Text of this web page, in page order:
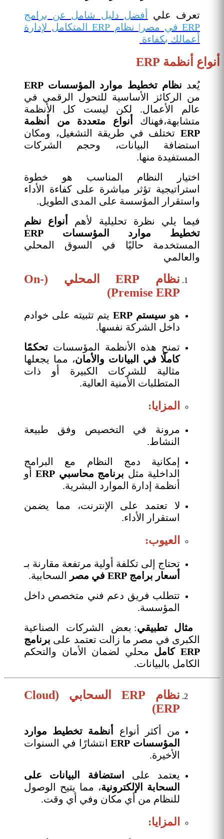
تعرف علي
أفضل دليل شامل عن برامج
ERP في مصر| نظام ERP المتكامل لإدارة
أعمالك بكفاءة
أنواع أنظمة ERP
يُعد نظام تخطيط موارد المؤسسات ERP
من الركائز الأساسية للتحول الرقمي في
عالم الأعمال. لكن ليست كل الأنظمة
متشابهة،فهناك
أنواع متعددة من أنظمة
ERP تختلف في طريقة التشغيل، ومكان
استضافة البيانات، وحجم الشركات
المستفيدة منها.
اختيار النظام المناسب هو خطوة
استراتيجية تؤثر مباشرة على كفاءة الأداء
واستقرار المؤسسة على المدى الطويل.
فيما يلي نظرة تحليلية لأهم
أنواع نظم
تخطيط موارد المؤسسات ERP
المستخدمة حاليًا في السوق المحلي
والعالمي
نظام ERP المحلي (On-
Premise ERP)
هو سيستم ERP
يتم تثبيته على خوادم
داخل الشركة نفسها.
تمنح هذه الأنظمة المؤسسات تحكمًا
كاملًا في البيانات والأمان، مما يجعلها
مثالية للشركات الكبيرة أو ذات
المتطلبات الأمنية العالية.
المزايا:
مرونة في التخصيص وفق طبيعة
النشاط.
إمكانية دمج النظام مع البرامج
الداخلية مثل برنامج محاسبي ERP
أو
أنظمة إدارة الموارد البشرية.
لا تعتمد على الإنترنت، مما يضمن
استقرار الأداء.
العيوب:
تحتاج إلى تكلفة أولية مرتفعة مقارنة بـ
أسعار برامج ERP في مصر
السحابية.
تتطلب فريق دعم فني متخصص داخل
المؤسسة.
مثال تطبيقي: بعض الشركات الصناعية
الكبرى في مصر ما زالت تعتمد على برنامج
ERP كامل
محلي لضمان الأمان والتحكم
الكامل بالبيانات.
نظام ERP السحابي (Cloud
ERP)
من أكثر أنواع
أنظمة تخطيط موارد
المؤسسات ERP
انتشارًا في السنوات
الأخيرة.
يعتمد على
استضافة البيانات على
السحابة الإلكترونية، مما يتيح الوصول
للنظام من أي مكان وفي أي وقت.
المزايا: